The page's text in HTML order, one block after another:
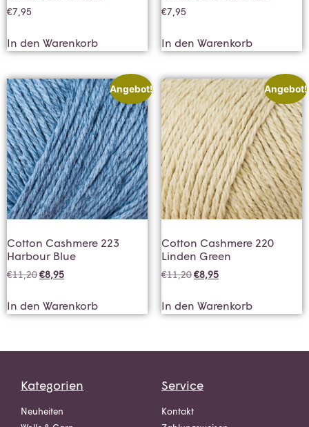
€7,95
In den Warenkorb
€7,95
In den Warenkorb
Angebot!
Cotton Cashmere 223
Harbour Blue
€11,20€8,95
In den Warenkorb
Angebot!
Cotton Cashmere 220
Linden Green
€11,20€8,95
In den Warenkorb
Kategorien
Neuheiten
Service
Kontakt